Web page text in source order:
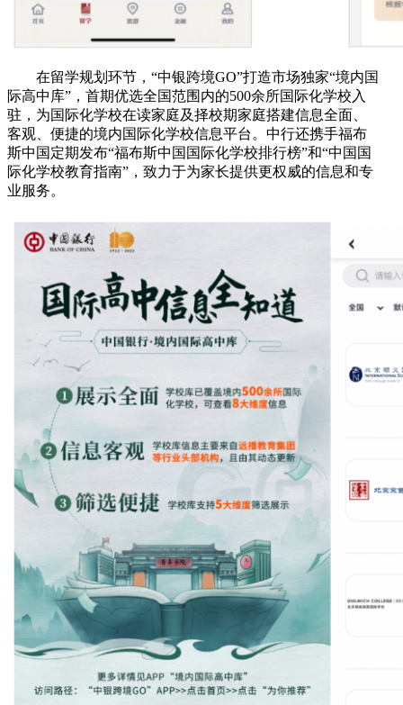
在留学规划环节，“中银跨境GO”打造市场独家“境内国
际高中库”，首期优选全国范围内的500余所国际化学校入
驻，为国际化学校在读家庭及择校期家庭搭建信息全面、
客观、便捷的境内国际化学校信息平台。中行还携手福布
斯中国定期发布“福布斯中国国际化学校排行榜”和“中国国
际化学校教育指南”，致力于为家长提供更权威的信息和专
业服务。